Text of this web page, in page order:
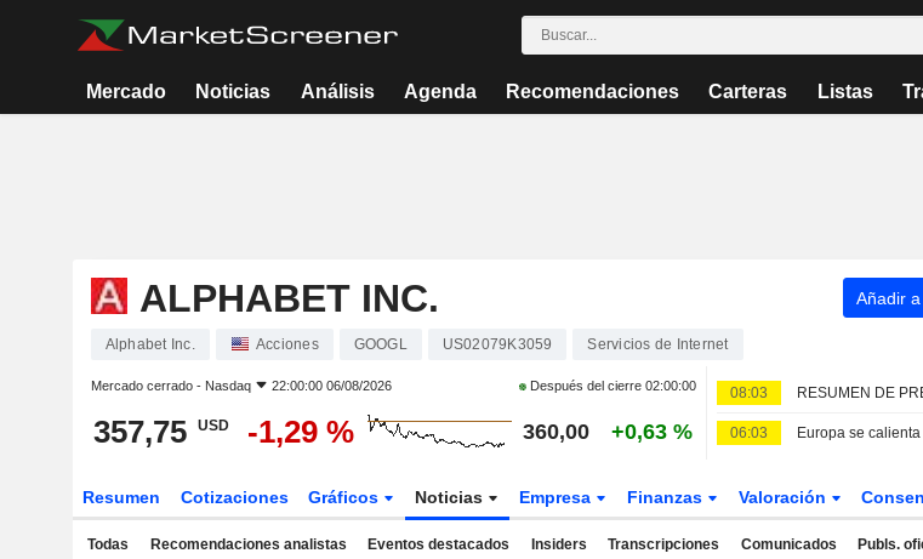
Mercado Noticias Análisis Agenda Recomendaciones Carteras Listas
ALPHABET INC. Añadir
Alphabet Inc. Acciones GOOGL US02079K3059 Servicios de Internet
Mercado cerrado - Nasdaq 22:00:00 06/08/2026 Después del cierre02:00:00
357,75 USD -1,29 % 360,00 +0,63 %
08:03
06:03
Resumen Cotizaciones Gráficos Noticias Empresa Finanzas Valoración
Todas Recomendaciones analistas Eventos destacados Insiders Transcripciones Comunicados Publs.